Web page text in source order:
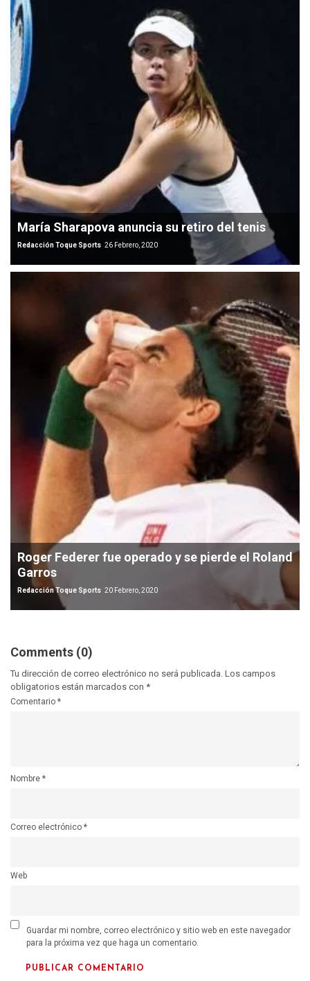
María Sharapova anuncia su retiro del tenis
Redacción Toque Sports 26 Febrero, 2020
Roger Federer fue operado y se pierde el Roland
Garros
Redacción Toque Sports 20 Febrero, 2020
Comments (0)
Tu dirección de correo electrónico no será publicada. Los campos
obligatorios están marcados con *
Comentario *
Nombre *
Correo electrónico *
Web
Guardar mi nombre, correo electrónico y sitio web en este navegador
para la próxima vez que haga un comentario.